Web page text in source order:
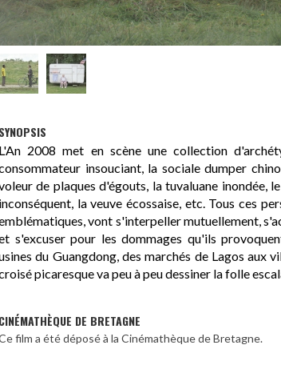
SYNOPSIS
L'An 2008 met en scène une collection
insouciant, la sociale dumper
de plaques d'égouts, la tuvaluane inondée,
inconséquent, la veuve écossaise, etc. Tous ces
vont s'interpeller mutuellement,
s'excuser pour les dommages qu'ils
du Guangdong, des marchés de Lagos aux
picaresque va peu à peu dessiner la folle
CINÉMATHÈQUE DE BRETAGNE
film a été déposé à la Cinémathèque de Bretagne.